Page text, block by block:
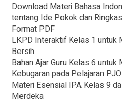
Download Materi Bahasa
tentang Ide Pokok dan
Format PDF
LKPD Interaktif Kelas 1 untuk
Bersih
Bahan Ajar Guru Kelas 6 untuk
Kebugaran pada Pelajaran
Materi Esensial IPA Kelas 9
Merdeka